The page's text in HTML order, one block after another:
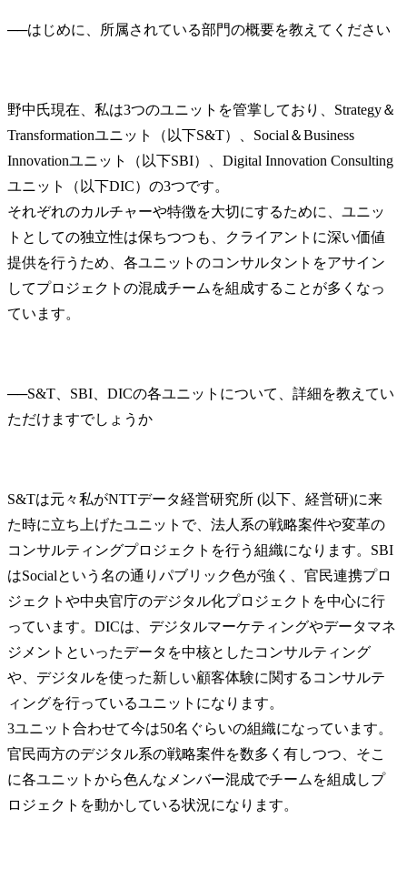
──
野中氏現在、私は3つのユニットを管掌しており、Strategy＆
Transformationユニット（以下S&T）、Social＆Business
Innovationユニット（以下SBI）、Digital Innovation Consulting
ユニット（以下DIC）の3つです。
それぞれのカルチャーや特徴を大切にするために、ユニッ
トとしての独立性は保ちつつも、クライアントに深い価値
提供を行うため、各ユニットのコンサルタントをアサイン
してプロジェクトの混成チームを組成することが多くなっ
ています。
──S&T、SBI、DICの各ユニットについて、詳細を教えてい
S&Tは元々私がNTTデータ経営研究所 (以下、経営研)に来
た時に立ち上げたユニットで、法人系の戦略案件や変革の
コンサルティングプロジェクトを行う組織になります。SBI
はSocialという名の通りパブリック色が強く、官民連携プロ
ジェクトや中央官庁のデジタル化プロジェクトを中心に行
っています。DICは、デジタルマーケティングやデータマネ
ジメントといったデータを中核としたコンサルティング
や、デジタルを使った新しい顧客体験に関するコンサルテ
ィングを行っているユニットになります。
3ユニット合わせて今は50名ぐらいの組織になっています。
官民両方のデジタル系の戦略案件を数多く有しつつ、そこ
に各ユニットから色んなメンバー混成でチームを組成しプ
ロジェクトを動かしている状況になります。